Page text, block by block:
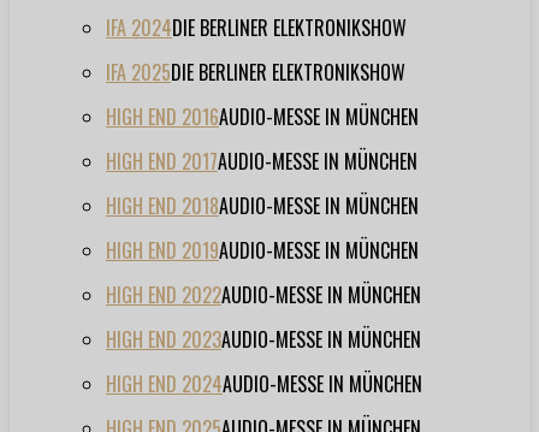
IFA 2024DIE BERLINER ELEKTRONIKSHOW
IFA 2025DIE BERLINER ELEKTRONIKSHOW
HIGH END 2016AUDIO-MESSE IN MÜNCHEN
HIGH END 2017AUDIO-MESSE IN MÜNCHEN
HIGH END 2018AUDIO-MESSE IN MÜNCHEN
HIGH END 2019AUDIO-MESSE IN MÜNCHEN
HIGH END 2022AUDIO-MESSE IN MÜNCHEN
HIGH END 2023AUDIO-MESSE IN MÜNCHEN
HIGH END 2024AUDIO-MESSE IN MÜNCHEN